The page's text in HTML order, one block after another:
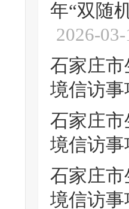
年“双随
2026-
石家庄市
境信访
石家庄市
境信访
石家庄市
境信访